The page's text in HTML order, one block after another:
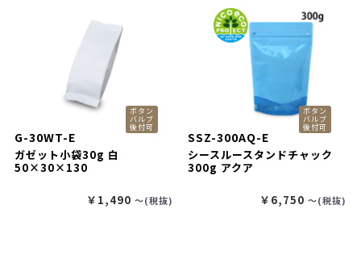
ボタン
バルブ
後付可
G-30WT-E
ガゼット小袋30g 白
50×30×130
￥1,490 〜(税抜)
ボタン
バルブ
後付可
SSZ-300AQ-E
シースルースタンドチャック
300g アクア
￥6,750 〜(税抜)